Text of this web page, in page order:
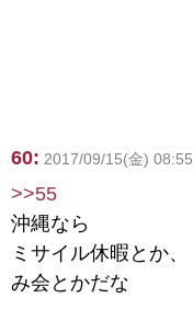
60: 2017/09/15(金)
>>55
沖縄なら
ミサイル休暇とか
み会とかだな